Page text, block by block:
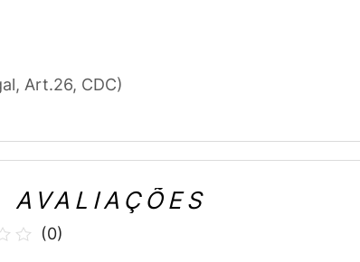
Art.26, CDC)
AVALIAÇÕES
(0)